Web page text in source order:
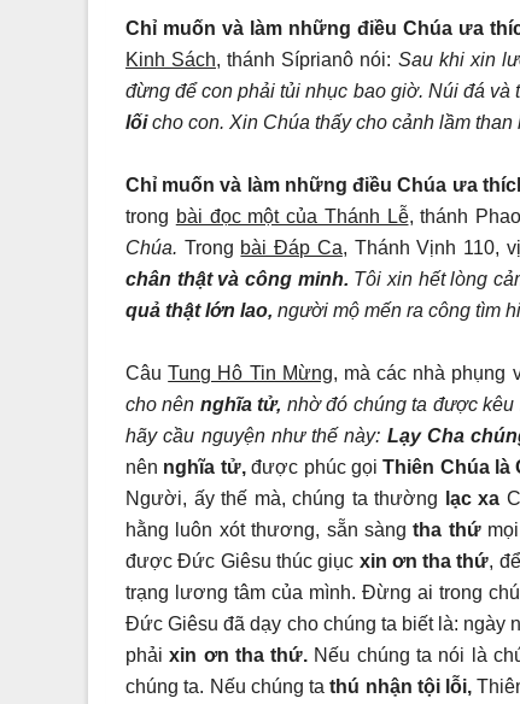
Chỉ muốn và làm những điều Chúa ưa
Kinh Sách, thánh Síprianô nói: Sau khi xin
đừng để con phải tủi nhục bao giờ. Núi đá và
lốicho con. Xin Chúa thấy cho cảnh lầm than
Chỉ muốn và làm những điều Chúa ưa
trong bài đọc một của Thánh Lễ, thánh
Chúa. Trong bài Đáp Ca, Thánh Vịnh 110,
chân thật và công minh. Tôi xin hết lòng
quả thật lớn lao, người mộ mến ra công tìm
CâuTung Hô Tin Mừng, mà các nhà phụng
cho nên nghĩa tử, nhờ đó chúng ta được
hãy cầu nguyện như thế này: Lạy Cha
nên nghĩa tử,được phúc gọiThiên Chúa là
Người, ấy thế mà, chúng ta thường
lạc xa
hằng luôn xót thương, sẵn sàngtha thứmọi
được Đức Giêsu thúc giục xin ơn tha thứ,
trạng lương tâm của mình. Đừng ai trong
Đức Giêsu đã dạy cho chúng ta biết là: ngày
phảixin ơn tha thứ. Nếu chúng ta nói là
chúng ta. Nếu chúng tathú nhận tội lỗi,